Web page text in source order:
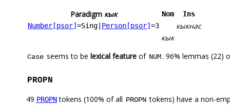
Paradigm кык Nom
Ins
Number[psor] =Sing Person[psor] =3
кыкнас
кык
Case seems to be lexical feature of NUM. 96% lemmas (22)
PROPN
49 PROPNtokens (100% of all PROPN tokens) have a non-